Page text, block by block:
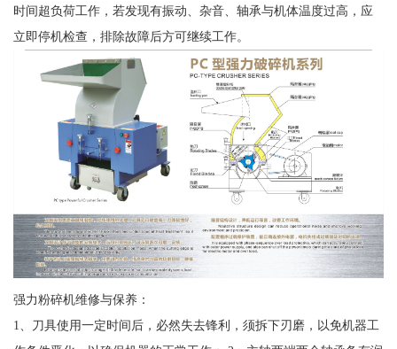
时间超负荷工作，若发现有振动、杂音、轴承与机体温度过高，应
立即停机检查，排除故障后方可继续工作。
强力粉碎机维修与保养：
1、刀具使用一定时间后，必然失去锋利，须拆下刃磨，以免机器工